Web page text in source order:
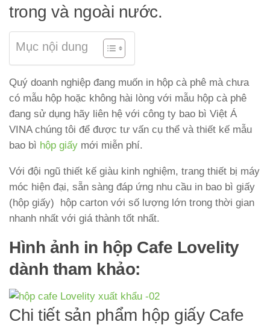
trong và ngoài nước.
Mục nội dung
Quý doanh nghiệp đang muốn in hộp cà phê mà chưa
có mẫu hộp hoặc không hài lòng với mẫu hộp cà phê
đang sử dụng hãy liên hệ với công ty bao bì Việt Á
VINA chúng tôi để được tư vấn cụ thể và thiết kế mẫu
bao bì hộp giấy mới miễn phí.
Với đội ngũ thiết kế giàu kinh nghiệm, trang thiết bị máy
móc hiện đại, sẵn sàng đáp ứng nhu cầu in bao bì giấy
(hộp giấy) hộp carton với số lượng lớn trong thời gian
nhanh nhất với giá thành tốt nhất.
Hình ảnh in hộp Cafe Lovelity
dành tham khảo:
Chi tiết sản phẩm hộp giấy Cafe